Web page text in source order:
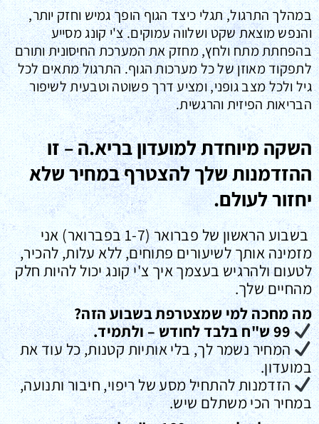
במהלך התרגול, תגלי כיצד הגוף הופך גמיש וחזק יותר,
והנפש מוצאת שקט ושלווה עמוקים. צ'י קונג מסייע
בהפחתת מתח ולחץ, מחזק את המערכת החיסונית ותורם
לתפקוד מאוזן של כל מערכות הגוף. התרגול מתאים לכל
גיל ולכל מצב גופני, ומציע דרך פשוטה וטבעית לשיפור
הבריאות הפיזית והרגשית.
השקה מיוחדת למועדון בריא.ה – זו
ההזדמנות שלך להצטרף במחיר שלא
יחזור לעולם.
בשבוע הראשון של פברואר (1-7 בפברואר) אני
מזמינה אותך לשיעורים פתוחים, ללא עלות, להכיר,
לטעום ולהרגיש בעצמך איך צ'י קונג יכול להיות חלק
מהחיים שלך.
מה מחכה למי שמצטרפת בשבוע הזה?
99 ש"ח בלבד לחודש – ולתמיד.
המחיר נשמר לך, בלי אותיות קטנות, כל עוד את
במועדון.
הזדמנות להתחיל מסע של ריפוי, חיבור ותנועה,
במחיר הכי משתלם שיש.